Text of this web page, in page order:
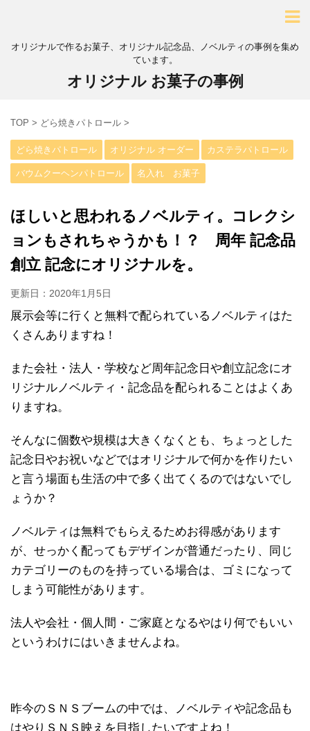
オリジナルで作るお菓子、オリジナル記念品、ノベルティの事例を集め
ています。
オリジナル お菓子の事例
TOP > どら焼きパトロール >
どら焼きパトロール オリジナル オーダー カステラパトロール
バウムクーヘンパトロール 名入れ お菓子
ほしいと思われるノベルティ。コレクシ
ョンもされちゃうかも！？ 周年 記念品
創立 記念にオリジナルを。
更新日： 2020年1月5日
展示会等に行くと無料で配られているノベルティはた
くさんありますね！
また会社・法人・学校など周年記念日や創立記念にオ
リジナルノベルティ・記念品を配られることはよくあ
りますね。
そんなに個数や規模は大きくなくとも、ちょっとした
記念日やお祝いなどではオリジナルで何かを作りたい
と言う場面も生活の中で多く出てくるのではないでし
ょうか？
ノベルティは無料でもらえるためお得感があります
が、せっかく配ってもデザインが普通だったり、同じ
カテゴリーのものを持っている場合は、ゴミになって
しまう可能性があります。
法人や会社・個人間・ご家庭となるやはり何でもいい
というわけにはいきませんよね。
昨今のＳＮＳブームの中では、ノベルティや記念品も
はやりＳＮＳ映えを目指したいですよね！